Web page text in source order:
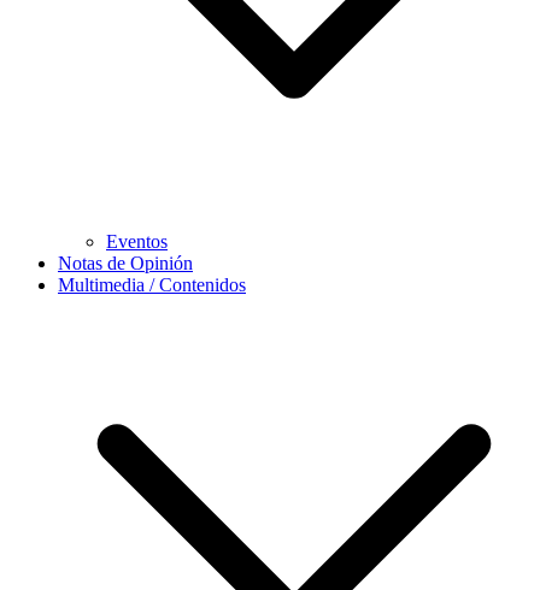
Eventos
Notas de Opinión
Multimedia / Contenidos